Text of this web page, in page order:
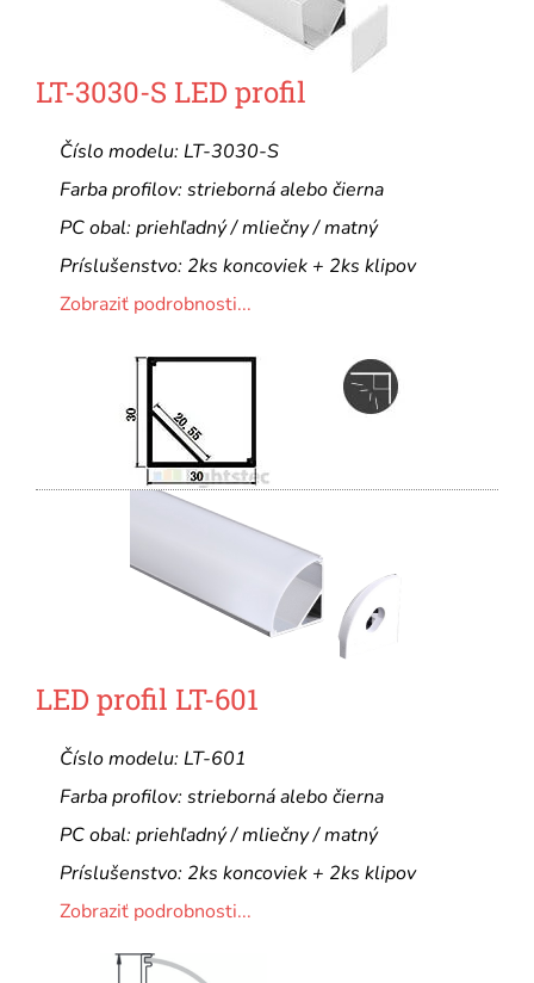
LT-3030-S LED profil
Číslo modelu: LT-3030-S
Farba profilov: strieborná alebo čierna
PC obal: priehľadný / mliečny / matný
Príslušenstvo: 2ks koncoviek + 2ks klipov
Zobraziť podrobnosti...
LED profil LT-601
Číslo modelu: LT-601
Farba profilov: strieborná alebo čierna
PC obal: priehľadný / mliečny / matný
Príslušenstvo: 2ks koncoviek + 2ks klipov
Zobraziť podrobnosti...